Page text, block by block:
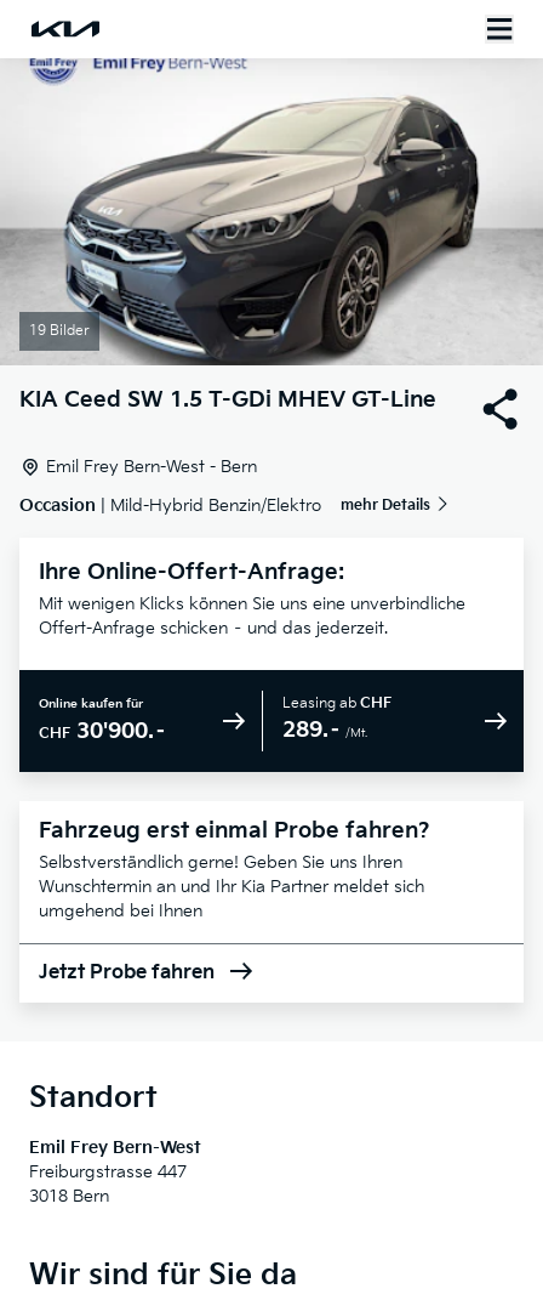
19 Bilder
KIA Ceed SW 1.5 T-GDi MHEV GT-Line
Emil Frey Bern-West - Bern
Occasion | Mild-Hybrid Benzin/Elektro mehr Details
Ihre Online-Offert-Anfrage:
Mit wenigen Klicks können Sie uns eine unverbindliche
Offert-Anfrage schicken – und das jederzeit.
Online kaufen für
CHF 30'900.–
Leasing ab CHF
289.– /Mt.
Fahrzeug erst einmal Probe fahren?
Selbstverständlich gerne! Geben Sie uns Ihren
Wunschtermin an und Ihr Kia Partner meldet sich
umgehend bei Ihnen
Jetzt Probe fahren
Standort
Emil Frey Bern-West
Freiburgstrasse 447
3018 Bern
Wir sind für Sie da